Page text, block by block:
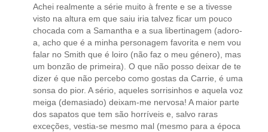
Achei realmente a série muito à frente e se a tivesse
visto na altura em que saiu iria talvez ficar um pouco
chocada com a Samantha e a sua libertinagem (adoro-
a, acho que é a minha personagem favorita e nem vou
falar no Smith que é loiro (não faz o meu género), mas
um bonzão de primeira). O que não posso deixar de te
dizer é que não percebo como gostas da Carrie, é uma
sonsa do pior. A sério, aqueles sorrisinhos e aquela voz
meiga (demasiado) deixam-me nervosa! A maior parte
dos sapatos que tem são horríveis e, salvo raras
exceções, vestia-se mesmo mal (mesmo para a época